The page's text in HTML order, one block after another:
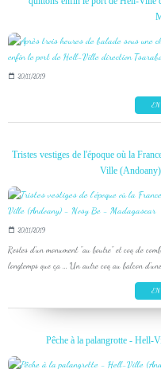
20/11/2019
Tristes vestiges de l'époque où la
Ville
20/11/2019
Restes d'un monument "au boutre" et coq de
longtemps que ça ... Un autre coq au balcon
Pêche à la palangrotte - Hell-